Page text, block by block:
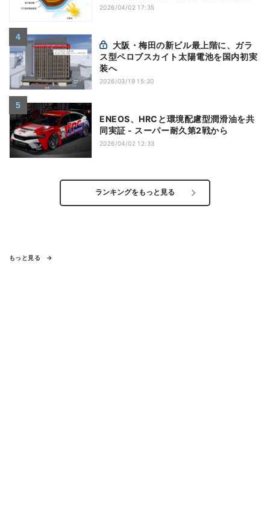
2026/04/02 17:35
ス型ペロブスカイト太陽電池を国内初実
装へ
2026/03/19 15:30
ENEOS、HRCと環境配慮型潤滑油を共
同実証 - スーパー耐久第2戦から
2026/04/02 12:33
ランキングをもっと見る
もっと見る